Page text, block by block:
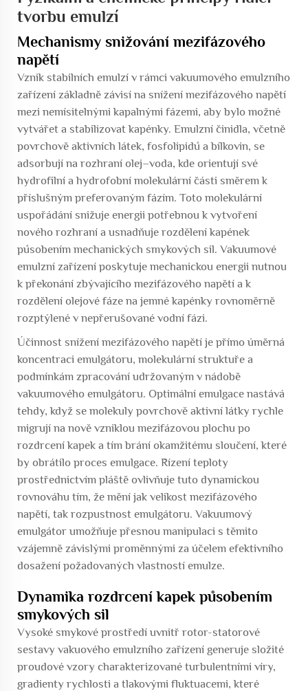
tvorbu emulzí
Mechanismy snižování mezifázového
napětí
Vznik stabilních emulzí v rámci vakuumového emulzního
zařízení základně závisí na snížení mezifázového napětí
mezi nemísitelnými kapalnými fázemi, aby bylo možné
vytvářet a stabilizovat kapénky. Emulzní činidla, včetně
povrchově aktivních látek, fosfolipidů a bílkovin, se
adsorbují na rozhraní olej–voda, kde orientují své
hydrofilní a hydrofobní molekulární části směrem k
příslušným preferovaným fázím. Toto molekulární
uspořádání snižuje energii potřebnou k vytvoření
nového rozhraní a usnadňuje rozdělení kapének
působením mechanických smykových sil. Vakuumové
emulzní zařízení poskytuje mechanickou energii nutnou
k překonání zbývajícího mezifázového napětí a k
rozdělení olejové fáze na jemné kapénky rovnoměrně
rozptýlené v nepřerušované vodní fázi.
Účinnost snížení mezifázového napětí je přímo úměrná
koncentraci emulgátoru, molekulární struktuře a
podmínkám zpracování udržovaným v nádobě
vakuumového emulgátoru. Optimální emulgace nastává
tehdy, když se molekuly povrchově aktivní látky rychle
migrují na nově vzniklou mezifázovou plochu po
rozdrcení kapek a tím brání okamžitému sloučení, které
by obrátilo proces emulgace. Řízení teploty
prostřednictvím pláště ovlivňuje tuto dynamickou
rovnováhu tím, že mění jak velikost mezifázového
napětí, tak rozpustnost emulgátoru. Vakuumový
emulgátor umožňuje přesnou manipulaci s těmito
vzájemně závislými proměnnými za účelem efektivního
dosažení požadovaných vlastností emulze.
Dynamika rozdrcení kapek působením
smykových sil
Vysoké smykové prostředí uvnitř rotor-statorové
sestavy vakuového emulzního zařízení generuje složité
proudové vzory charakterizované turbulentními víry,
gradienty rychlosti a tlakovými fluktuacemi, které